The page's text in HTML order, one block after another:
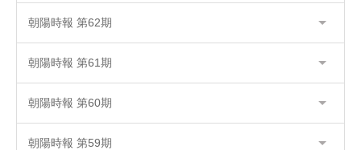
朝陽時報 第62期
朝陽時報 第61期
朝陽時報 第60期
朝陽時報 第59期